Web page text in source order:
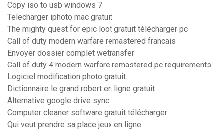
Copy iso to usb windows 7
Telecharger iphoto mac gratuit
The mighty quest for epic loot gratuit télécharger pc
Call of duty modern warfare remastered francais
Envoyer dossier complet wetransfer
Call of duty 4 modern warfare remastered pc requirements
Logiciel modification photo gratuit
Dictionnaire le grand robert en ligne gratuit
Alternative google drive sync
Computer cleaner software gratuit télécharger
Qui veut prendre sa place jeux en ligne